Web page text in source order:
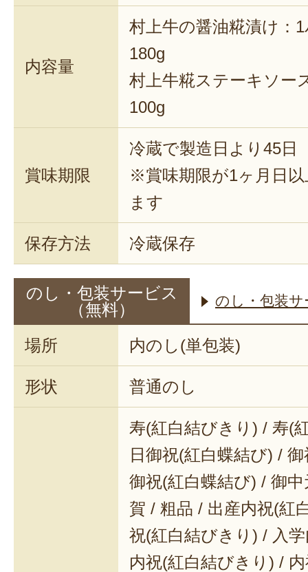
内容量
村上牛の醤油糀漬け：
180g
村上牛糀ステーキソー
100g
賞味期限
冷蔵で製造日より45日
※賞味期限が1ヶ月日
ます
保存方法 冷蔵保存
のし・包装サービス
（無料）
のし・包装
場所 内のし(単包装)
形状 普通のし
寿(紅白結びきり) / 寿(
日御祝(紅白蝶結び) /
御祝(紅白蝶結び) / 御
賀 / 粗品 / 出産内祝(紅
祝(紅白結びきり) / 入
内祝(紅白結びきり) /